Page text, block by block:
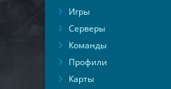
Игры
Серверы
Команды
Профили
Карты